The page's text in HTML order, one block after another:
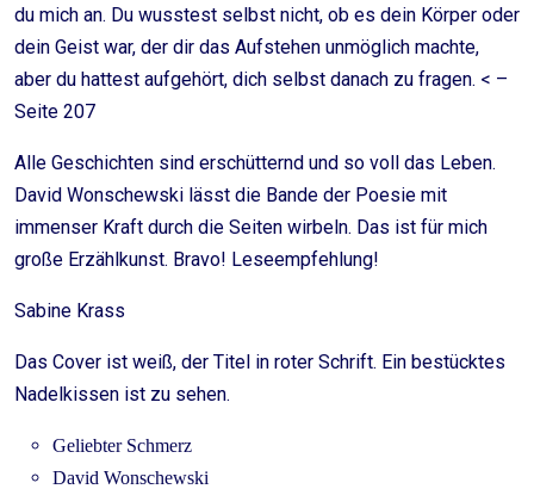
du mich an. Du wusstest selbst nicht, ob es dein Körper oder
dein Geist war, der dir das Aufstehen unmöglich machte,
aber du hattest aufgehört, dich selbst danach zu fragen. < –
Seite 207
Alle Geschichten sind erschütternd und so voll das Leben.
David Wonschewski lässt die Bande der Poesie mit
immenser Kraft durch die Seiten wirbeln. Das ist für mich
große Erzählkunst. Bravo! Leseempfehlung!
Sabine Krass
Das Cover ist weiß, der Titel in roter Schrift. Ein bestücktes
Nadelkissen ist zu sehen.
Geliebter Schmerz
David Wonschewski